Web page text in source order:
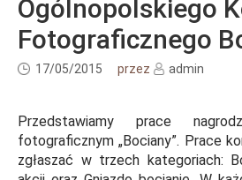
Ogólnopolskiego
Fotograficznego
17/05/2015 przez admin
Przedstawiamy prace
fotograficznym „Bociany”. Prace
zgłaszać w trzech kategoriach: